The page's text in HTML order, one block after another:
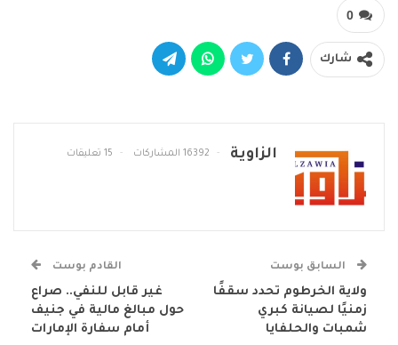
0
شارك
الزاوية 16392 المشاركات 15 تعليقات
السابق بوست
ولاية الخرطوم تحدد سقفًا
زمنيًا لصيانة كبري
شمبات والحلفايا
القادم بوست
غير قابل للنفي.. صراع
حول مبالغ مالية في جنيف
أمام سفارة الإمارات